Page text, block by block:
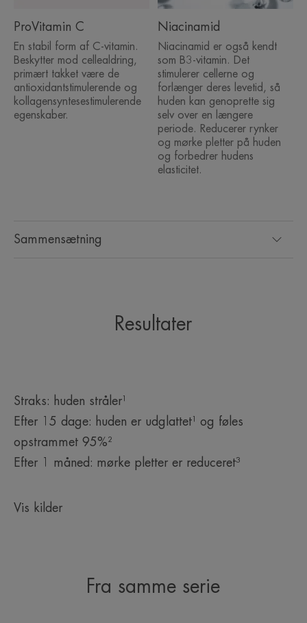
Fordele ved teksturen
Den fløjlsbløde, delikat duftende tekstur beroliger huden og
udgør en god base for makeup.
*Ascorbyl glucosid, en meget stabil form for C-vitamin.
*Ascorbyl Glucosid, en meget stabil form for C-vitamin.
**Ex vivo-undersøgelse af færdige produkter.
***Klinisk undersøgelse af 44 forsøgspersoner efter 2 påføringer om dagen.
Sammensætning
ProVitamin C
En stabil form af C-vitamin.
Beskytter mod cellealdring,
primært takket være de
antioxidantstimulerende og
kollagensyntesestimulerende
egenskaber.
Niacinamid
Niacinamid er også kendt
som B3-vitamin. Det
stimulerer cellerne og
forlænger deres levetid, så
huden kan genoprette sig
selv over en længere
periode. Reducerer rynker
og mørke pletter på huden
og forbedrer hudens
elasticitet.
Resultater
Straks: huden stråler¹
Efter 15 dage: huden er udglattet¹ og føles
opstrammet 95%²
Efter 1 måned: mørke pletter er reduceret³
Vis kilder
Fra samme serie